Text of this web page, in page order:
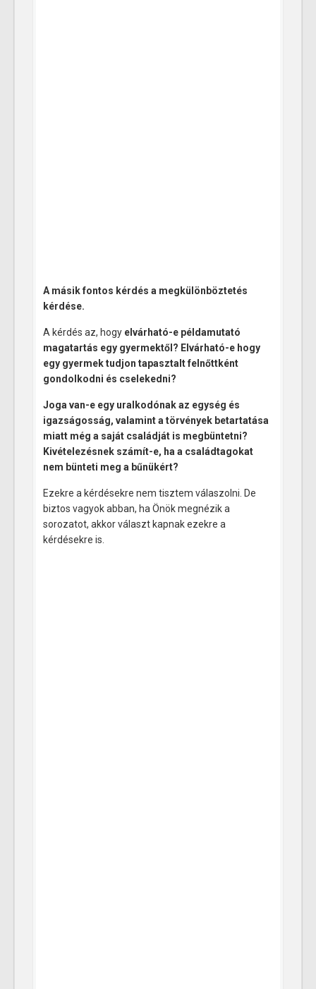
A másik fontos kérdés a megkülönböztetés
kérdése.
A kérdés az, hogy elvárható-e példamutató
magatartás egy gyermektől? Elvárható-e hogy
egy gyermek tudjon tapasztalt felnőttként
gondolkodni és cselekedni?
Joga van-e egy uralkodónak az egység és
igazságosság, valamint a törvények betartatása
miatt még a saját családját is megbüntetni?
Kivételezésnek számít-e, ha a családtagokat
nem bünteti meg a bűnükért?
Ezekre a kérdésekre nem tisztem válaszolni. De
biztos vagyok abban, ha Önök megnézik a
sorozatot, akkor választ kapnak ezekre a
kérdésekre is.